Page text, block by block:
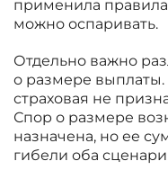
применила
можно оспаривать.
Отдельно важно
о размере выплаты.
страховая не
Спор о размере
назначена, но ее
гибели оба